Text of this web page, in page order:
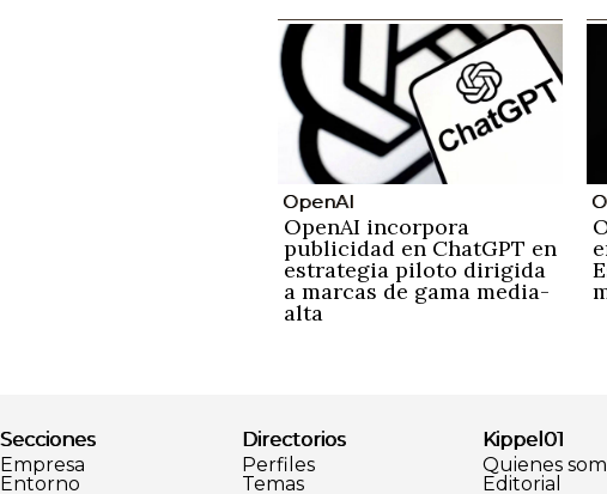
dólares hasta 2028
OpenAI
OpenAI incorpora
publicidad en ChatGPT en
estrategia piloto dirigida
a marcas de gama media-
alta
Secciones
Empresa
Entorno
Directorios
Perfiles
Temas
Kippel01
Quienes
Editorial